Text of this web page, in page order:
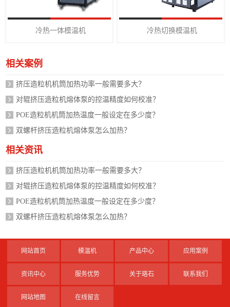
冷热一体模温机 冷热切换模温机
相关案例
挤压造粒机机筒加热功率一般需要多大？
对辊挤压造粒机熔体泵的控温精度如何校准？
POE造粒机机筒加热温度一般设定在多少度？
双螺杆挤压造粒机熔体泵怎么加热？
相关资讯
挤压造粒机机筒加热功率一般需要多大？
对辊挤压造粒机熔体泵的控温精度如何校准？
POE造粒机机筒加热温度一般设定在多少度？
双螺杆挤压造粒机熔体泵怎么加热？
网站首页 模温机 产品中心 应用案例
资讯中心 服务优势 关于珞石 联系我们
网站地图 在线留言